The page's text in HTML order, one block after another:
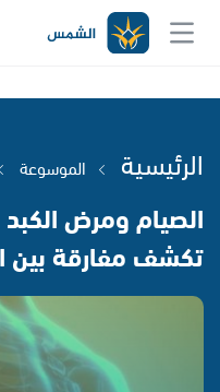
الرئيسية الموسوعة
الصيام ومرض
تكشف مفارقة بين